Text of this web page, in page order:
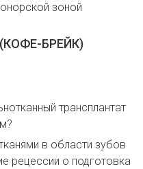
зоной
БРЕЙК)
трансплантат
в области зубов
рецессии o подготовка